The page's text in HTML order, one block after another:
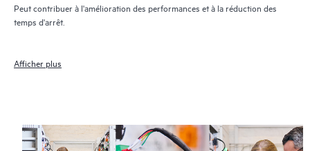
Peut contribuer à l'amélioration des performances et à la réduction des
temps d'arrêt.
Afficher plus